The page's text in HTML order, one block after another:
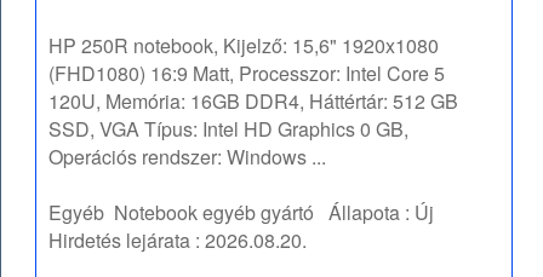
HP 250R notebook, Kijelző: 15,6" 1920x1080
(FHD1080) 16:9 Matt, Processzor: Intel Core 5
120U, Memória: 16GB DDR4, Háttértár: 512 GB
SSD, VGA Típus: Intel HD Graphics 0 GB,
Operációs rendszer: Windows ...
Egyéb Notebook egyéb gyártó Állapota : Új
Hirdetés lejárata :2026.08.20.